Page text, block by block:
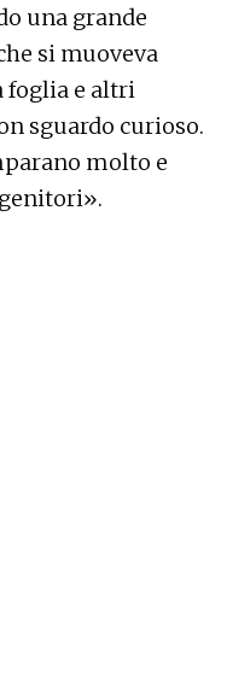
una grande
si muoveva
foglia e altri
sguardo curioso.
molto e